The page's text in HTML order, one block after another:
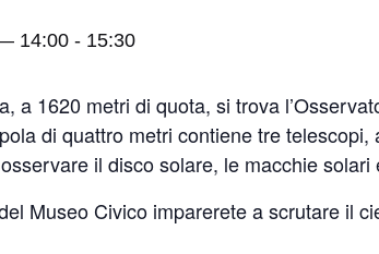
14:00 - 15:30
a 1620 metri di quota, si trova
di quattro metri contiene tre
il disco solare, le macchie
Museo Civico imparerete a scrutare il